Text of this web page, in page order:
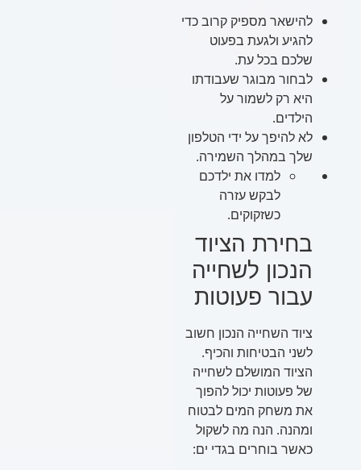
להישאר מספיק קרוב כדי
להגיע ולגעת בפעוט
שלכם בכל עת.
לבחור מבוגר שעבודתו
היא רק לשמור על
הילדים.
לא להיפך על ידי הטלפון
שלך במהלך השמירה.
למדו את ילדכם
לבקש עזרה
כשזקוקים.
בחירת הציוד
הנכון לשחייה
עבור פעוטות
ציוד השחייה הנכון חשוב
לשני הבטיחות והכיף.
הציוד המושלם לשחייה
של פעוטות יכול להפוך
את משחק המים לבטוח
ומהנה. הנה מה לשקול
כאשר בוחרים בגדי ים: